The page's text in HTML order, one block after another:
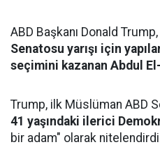
ABD Başkanı Donald Trump,
Senatosu yarışı için
seçimini kazanan Abdul
Trump, ilk Müslüman ABD
41 yaşındaki ilerici
bir adam" olarak